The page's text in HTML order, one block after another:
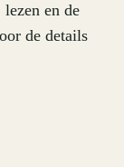
en de
de details